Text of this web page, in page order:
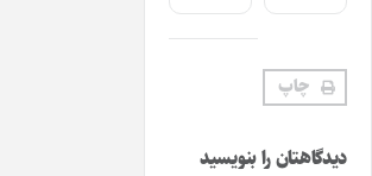
چاپ
دیدگاهتان را بنویسید